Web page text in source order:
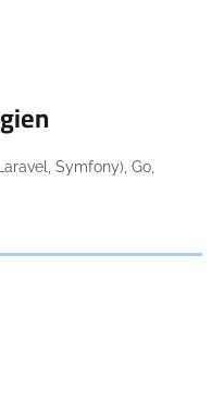
Symfony), Go,